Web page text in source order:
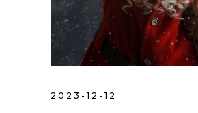
2023-12-12